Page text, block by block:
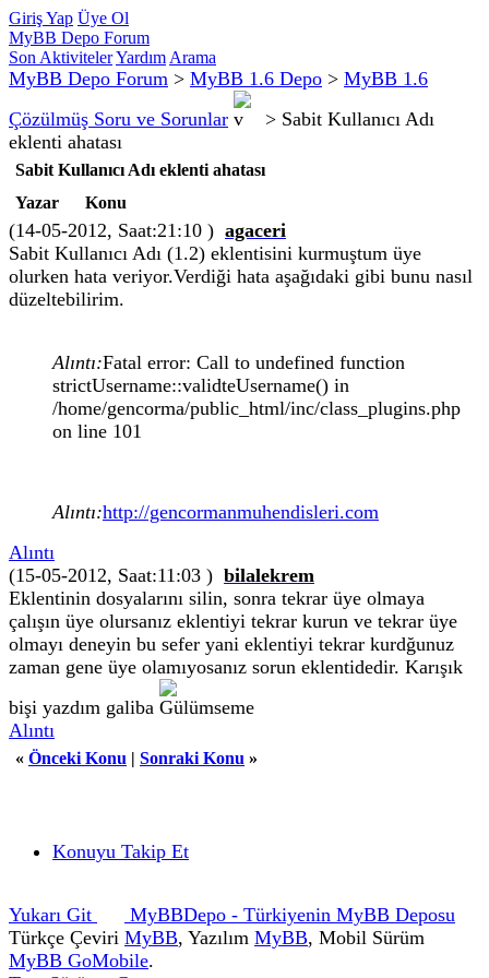
Giriş Yap Üye Ol
MyBB Depo Forum
Son AktivitelerYardım Arama
MyBB Depo Forum > MyBB 1.6 Depo > MyBB 1.6
Çözülmüş Soru ve Sorunlar
> Sabit Kullanıcı Adı
eklenti ahatası
Sabit Kullanıcı Adı eklenti ahatası
Yazar
Konu
(14-05-2012, Saat:21:10 ) agaceri
Sabit Kullanıcı Adı (1.2) eklentisini kurmuştum üye
olurken hata veriyor.Verdiği hata aşağıdaki gibi bunu nasıl
düzeltebilirim.
Alıntı:Fatal error: Call to undefined function
strictUsername::validteUsername() in
/home/gencorma/public_html/inc/class_plugins.php
on line 101
Alıntı:http://gencormanmuhendisleri.com
Alıntı
(15-05-2012, Saat:11:03 ) bilalekrem
Eklentinin dosyalarını silin, sonra tekrar üye olmaya
çalışın üye olursanız eklentiyi tekrar kurun ve tekrar üye
olmayı deneyin bu sefer yani eklentiyi tekrar kurdğunuz
zaman gene üye olamıyosanız sorun eklentidedir. Karışık
bişi yazdım galiba
Alıntı
« Önceki Konu | Sonraki Konu »
Konuyu Takip Et
Yukarı Git
MyBBDepo - Türkiyenin MyBB Deposu
Türkçe Çeviri MyBB, Yazılım MyBB, Mobil Sürüm
MyBB GoMobile.